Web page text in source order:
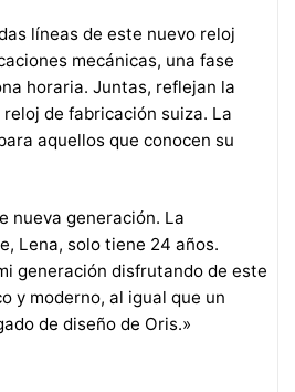
líneas de este nuevo reloj
mecánicas, una fase
horaria. Juntas, reflejan la
de fabricación suiza. La
aquellos que conocen su
nueva generación. La
Lena, solo tiene 24 años.
generación disfrutando de este
y moderno, al igual que un
de diseño de Oris.»